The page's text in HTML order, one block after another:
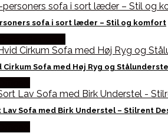
sofa i sort læder – Stil og komfort
Cirkum Sofa med Høj Ryg og
Lav Sofa med Birk Understel – Stilrent